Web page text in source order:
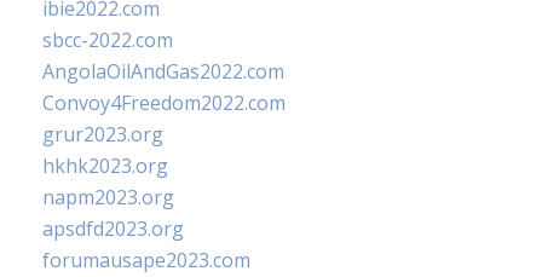
ibie2022.com
sbcc-2022.com
AngolaOilAndGas2022.com
Convoy4Freedom2022.com
grur2023.org
hkhk2023.org
napm2023.org
apsdfd2023.org
forumausape2023.com